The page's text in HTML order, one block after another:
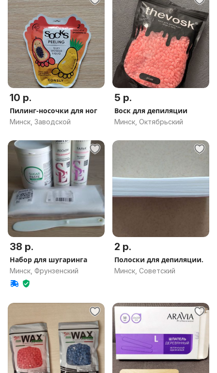
10 р.
Пилинг-носочки для ног
Минск, Заводской
5 р.
Воск для депиляции
Минск, Октябрьский
38 р.
Набор для шугаринга
Минск, Фрунзенский
2 р.
Полоски для депиляции.
Минск, Советский